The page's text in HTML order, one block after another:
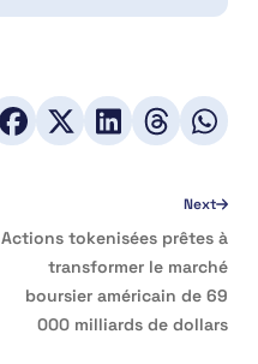
Next
Actions tokenisées prêtes à
transformer le marché
boursier américain de 69
000 milliards de dollars